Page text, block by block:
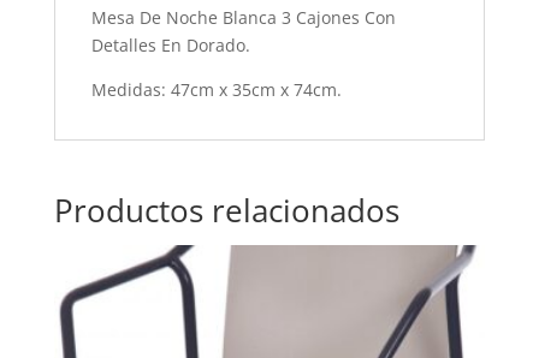
Mesa De Noche Blanca 3 Cajones Con
Detalles En Dorado.
Medidas: 47cm x 35cm x 74cm.
Productos relacionados